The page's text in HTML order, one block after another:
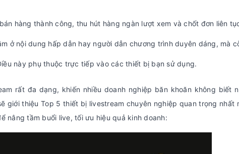
hàng thành công, thu hút hàng ngàn lượt xem và chốt đơn liên
ở nội dung hấp dẫn hay người dẫn chương trình duyên dáng, mà
này phụ thuộc trực tiếp vào các thiết bị bạn sử dụng.
rất đa dạng, khiến nhiều doanh nghiệp băn khoăn không biết
giới thiệu Top 5 thiết bị livestream chuyên nghiệp quan trọng nhất
nâng tầm buổi live, tối ưu hiệu quả kinh doanh: